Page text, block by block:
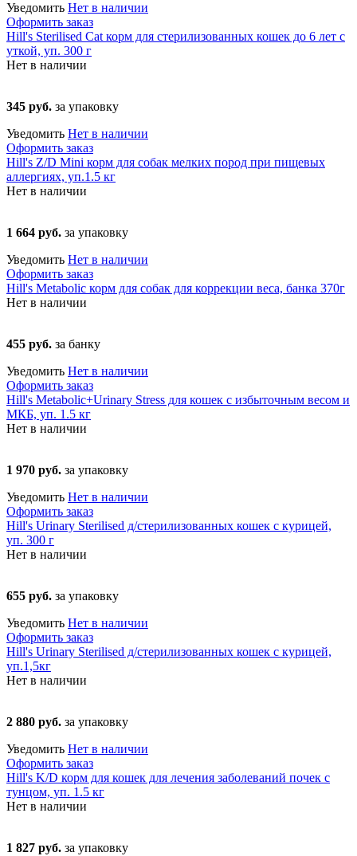
Уведомить Нет в наличии
Оформить заказ
Hill's Sterilised Cat корм для стерилизованных кошек до 6 лет с
уткой, уп. 300 г
Нет в наличии
345 руб. за упаковку
Уведомить Нет в наличии
Оформить заказ
Hill's Z/D Mini корм для собак мелких пород при пищевых
аллергиях, уп.1.5 кг
Нет в наличии
1 664 руб. за упаковку
Уведомить Нет в наличии
Оформить заказ
Hill's Metabolic корм для собак для коррекции веса, банка 370г
Нет в наличии
455 руб. за банку
Уведомить Нет в наличии
Оформить заказ
Hill's Metabolic+Urinary Stress для кошек с избыточным весом и
МКБ, уп. 1.5 кг
Нет в наличии
1 970 руб. за упаковку
Уведомить Нет в наличии
Оформить заказ
Hill's Urinary Sterilised д/стерилизованных кошек с курицей,
уп. 300 г
Нет в наличии
655 руб. за упаковку
Уведомить Нет в наличии
Оформить заказ
Hill's Urinary Sterilised д/стерилизованных кошек с курицей,
уп.1,5кг
Нет в наличии
2 880 руб. за упаковку
Уведомить Нет в наличии
Оформить заказ
Hill's K/D корм для кошек для лечения заболеваний почек с
тунцом, уп. 1.5 кг
Нет в наличии
1 827 руб. за упаковку